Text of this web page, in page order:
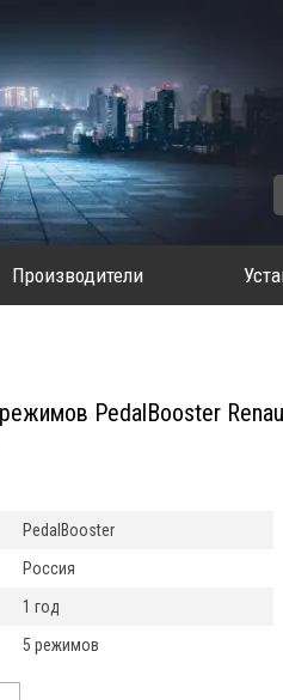
Производители
режимов PedalBooster
PedalBooster
Россия
1 год
5 режимов